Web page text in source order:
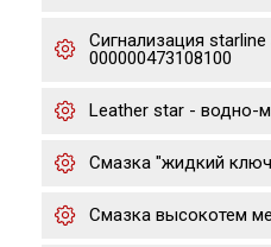
Сигнализация starline
000000473108100
Leather star - водно-
Смазка "жидкий
Смазка высокотем